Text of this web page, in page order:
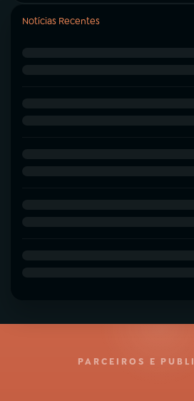
Notícias Recentes
PARCEIROS E